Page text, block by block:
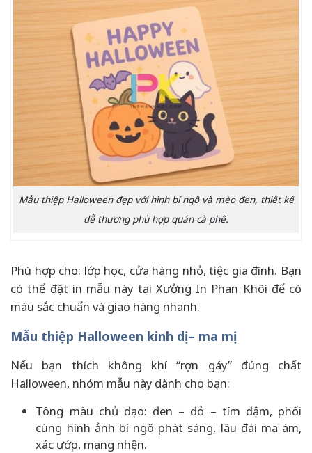
Mẫu thiệp Halloween đẹp với hình bí ngô và mèo đen, thiết kế
dễ thương phù hợp quán cà phê.
Phù hợp cho: lớp học, cửa hàng nhỏ, tiệc gia đình. Bạn
có thể đặt in mẫu này tại Xưởng In Phan Khôi để có
màu sắc chuẩn và giao hàng nhanh.
Mẫu thiệp Halloween kinh dị – ma mị
Nếu bạn thích không khí “rợn gáy” đúng chất
Halloween, nhóm mẫu này dành cho bạn:
Tông màu chủ đạo: đen – đỏ – tím đậm, phối
cùng hình ảnh bí ngô phát sáng, lâu đài ma ám,
xác ướp, mạng nhện.